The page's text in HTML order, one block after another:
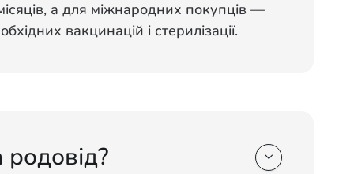
а для міжнародних покупців —
вакцинацій і стерилізації.
